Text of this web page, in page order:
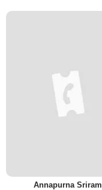
Annapurna Sriram